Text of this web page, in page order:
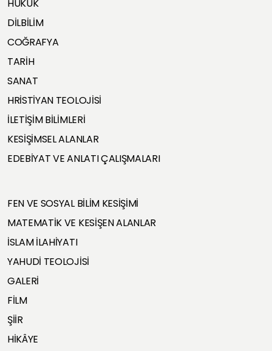
HUKUK
DİLBİLİM
COĞRAFYA
TARİH
SANAT
HRİSTİYAN TEOLOJİSİ
İLETİŞİM BİLİMLERİ
KESİŞİMSEL ALANLAR
EDEBİYAT VE ANLATI ÇALIŞMALARI
FEN VE SOSYAL BİLİM KESİŞİMİ
MATEMATİK VE KESİŞEN ALANLAR
İSLAM İLAHİYATI
YAHUDİ TEOLOJİSİ
GALERİ
FİLM
ŞİİR
HİKÂYE